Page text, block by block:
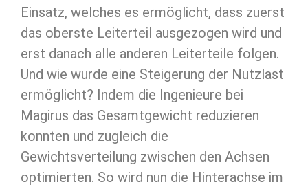
Einsatz, welches es ermöglicht, dass zuerst
das oberste Leiterteil ausgezogen wird und
erst danach alle anderen Leiterteile folgen.
Und wie wurde eine Steigerung der Nutzlast
ermöglicht? Indem die Ingenieure bei
Magirus das Gesamtgewicht reduzieren
konnten und zugleich die
Gewichtsverteilung zwischen den Achsen
optimierten. So wird nun die Hinterachse im